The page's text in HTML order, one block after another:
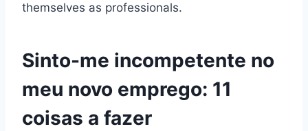
themselves as professionals.
Sinto-me incompetente no
meu novo emprego: 11
coisas a fazer